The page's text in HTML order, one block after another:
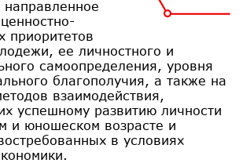
направленное
приоритетов
ее личностного и
самоопределения, уровня
благополучия, а также на
взаимодействия,
успешному развитию личности
и юношеском возрасте и
в условиях